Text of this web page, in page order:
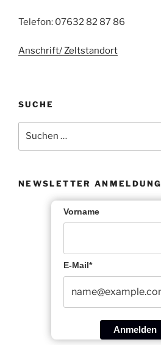
Telefon: 07632 82 87 86
Anschrift/ Zeltstandort
SUCHE
nach:
NEWSLETTER ANMELDUNG
Vorname
E-Mail*
Anmelden